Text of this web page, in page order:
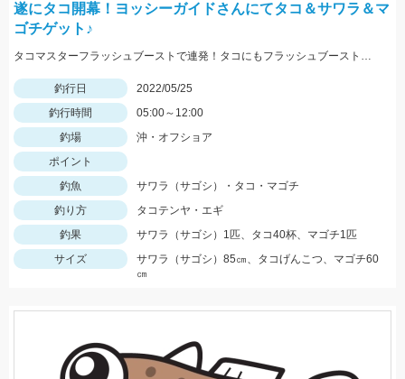
遂にタコ開幕！ヨッシーガイドさんにてタコ＆サワラ＆マ
ゴチゲット♪
タコマスターフラッシュブーストで連発！タコにもフラッシュブーストが効きます！！
釣行日
2022/05/25
釣行時間
05:00～12:00
釣場
沖・オフショア
ポイント
釣魚
サワラ（サゴシ）・タコ・マゴチ
釣り方
タコテンヤ・エギ
釣果
サワラ（サゴシ）1匹、タコ40杯、マゴチ1匹
サイズ
サワラ（サゴシ）85㎝、タコげんこつ、マゴチ60
㎝